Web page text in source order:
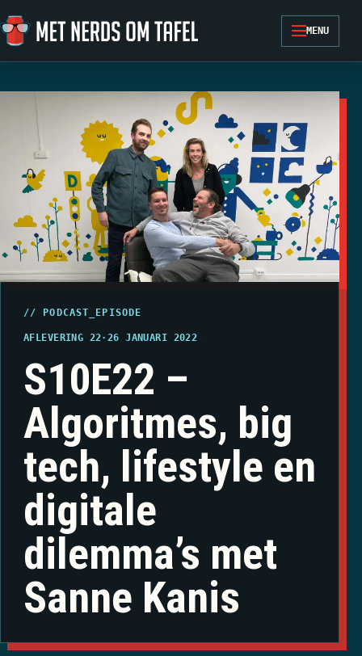
Ga naar de inhoud
MENU
// PODCAST_EPISODE
AFLEVERING 22· 26 JANUARI 2022
S10E22 –
Algoritmes, big
tech, lifestyle en
digitale
dilemma’s met
Sanne Kanis